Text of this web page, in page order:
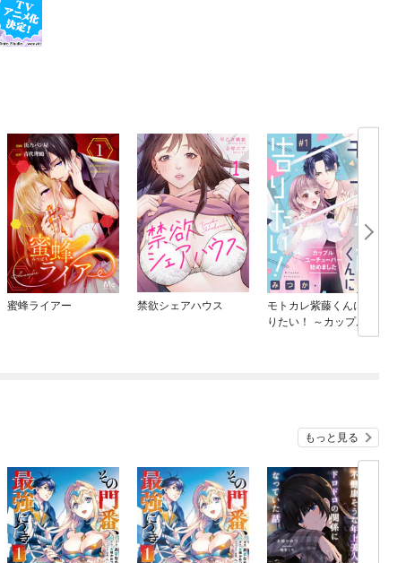
蜜蜂ライアー 禁欲シェアハウス
モトカレ紫藤くんに告
りたい！ ～カップルユ
ーチューバー始めまし
もっと見る